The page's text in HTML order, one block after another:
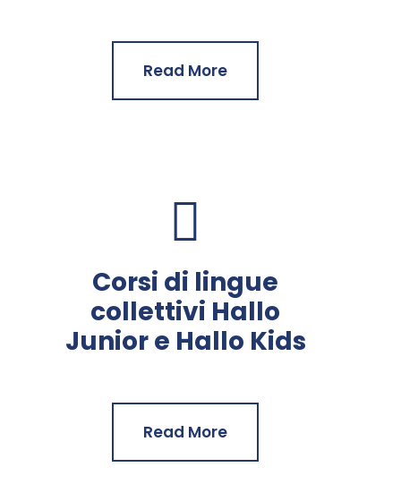
Read More
Corsi di lingue
collettivi Hallo
Junior e Hallo Kids
Read More